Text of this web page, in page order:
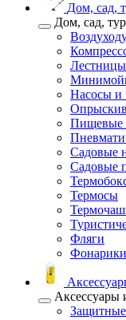
Дом, сад,
Дом, сад,
Насосы и
Пищевые
Садовые
Садовые
Термосы
Фляги
Фонарики
Аксессуары